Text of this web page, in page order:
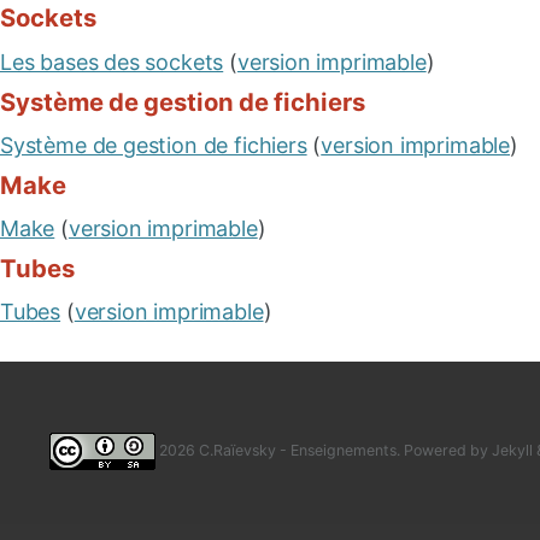
Sockets
Les bases des sockets (version imprimable)
Système de gestion de fichiers
Système de gestion de fichiers(version imprimable)
Make
Make (version imprimable)
Tubes
Tubes (version imprimable)
2026 C.Raïevsky - Enseignements. Powered by Jekyll